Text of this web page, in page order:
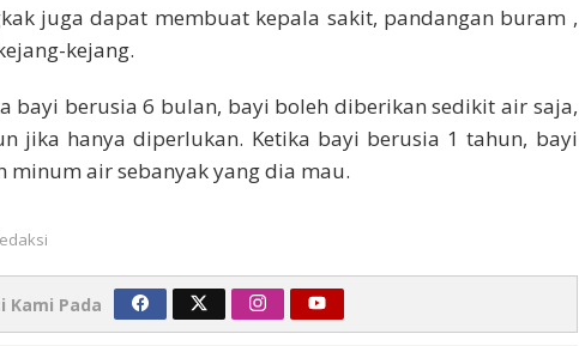
juga dapat membuat kepala sakit, pandangan buram ,
kejang.
bayi berusia 6 bulan, bayi boleh diberikan sedikit air saja,
jika hanya diperlukan. Ketika bayi berusia 1 tahun, bayi
minum air sebanyak yang dia mau.
Kami Pada